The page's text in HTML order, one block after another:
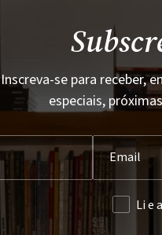
Inscreva-se para receber,
especiais,
Li e